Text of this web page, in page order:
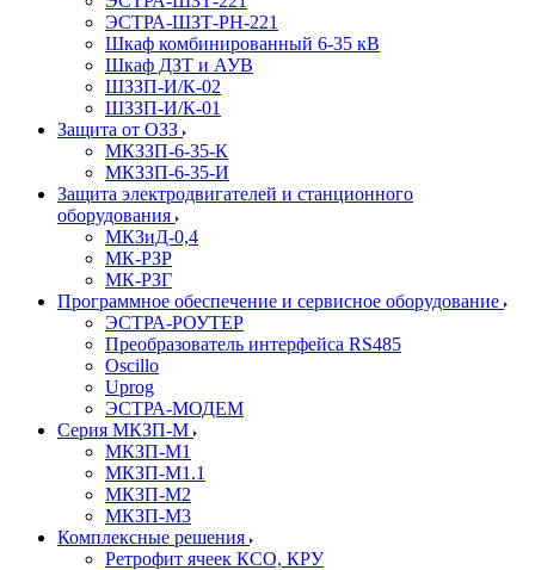
ЭСТРА-ШЗТ-РН-221
Шкаф комбинированный 6-35 кВ
Шкаф ДЗТ и АУВ
ШЗЗП-И/К-02
ШЗЗП-И/К-01
Защита от ОЗЗ
МКЗЗП-6-35-К
МКЗЗП-6-35-И
Защита элеĸтродвигателей и станционного
оборудования
МКЗиД-0,4
МК-РЗР
МК-РЗГ
Программное обеспечение и сервисное оборудование
ЭСТРА-РОУТЕР
Преобразователь интерфейса RS485
Oscillo
Uprog
ЭСТРА-МОДЕМ
Серия МКЗП-М
МКЗП-М1
МКЗП-М1.1
МКЗП-М2
МКЗП-М3
Комплексные решения
Ретрофит ячеек КСО, КРУ